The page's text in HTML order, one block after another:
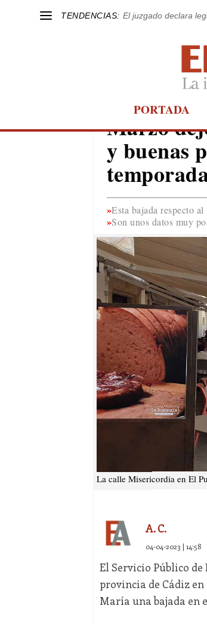
TENDENCIAS: El juzgado declara
PORTADA
EL PUERTO
Marzo
y buenas
Esta bajada respecto
Son unos datos muy
La calle Misericordia en El
A. C.
04-04-2023 | 14:58
El Servicio Público de
provincia de Cádiz en
María una bajada en